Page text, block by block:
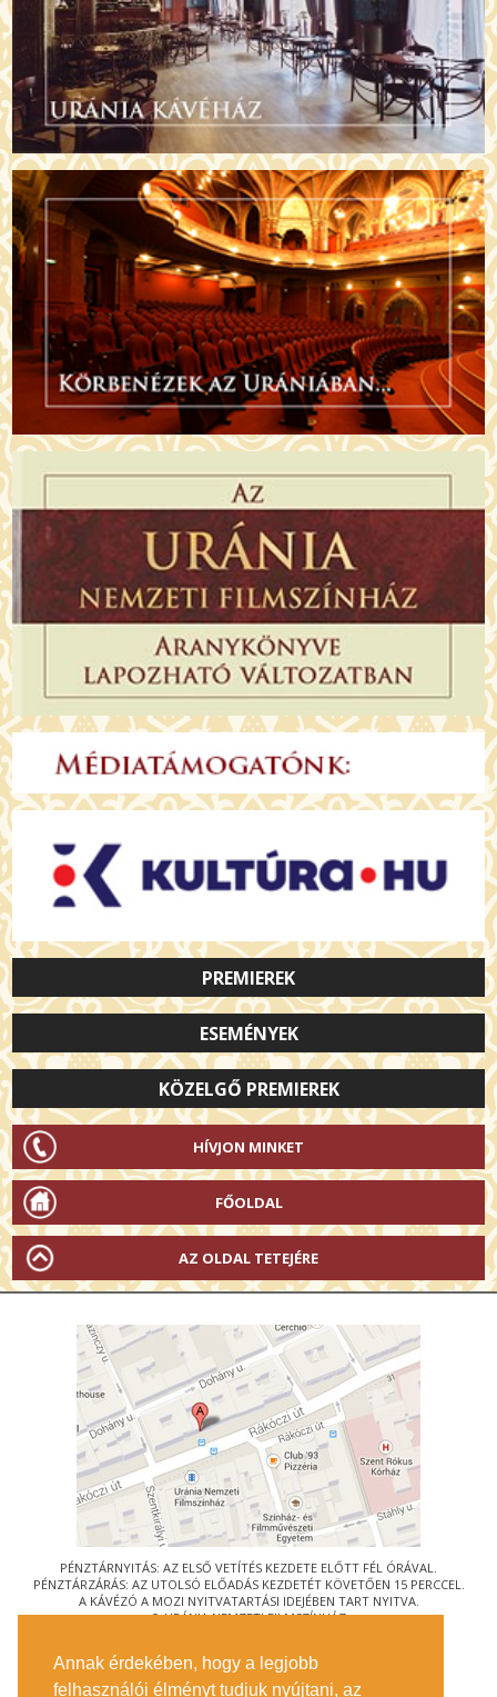
Annak érdekében, hogy a legjobb
felhasználói élményt tudjuk nyújtani, az
PREMIEREK
ESEMÉNYEK
KÖZELGŐ PREMIEREK
HÍVJON MINKET
FŐOLDAL
AZ OLDAL TETEJÉRE
PÉNZTÁRNYITÁS: AZ ELSŐ VETÍTÉS KEZDETE ELŐTT FÉL ÓRÁVAL.
PÉNZTÁRZÁRÁS: AZ UTOLSÓ ELŐADÁS KEZDETÉT KÖVETŐEN 15 PERCCEL.
A KÁVÉZÓ A MOZI NYITVATARTÁSI IDEJÉBEN TART NYITVA.
© URÁNIA NEMZETI FILMSZÍNHÁZ
1088 BUDAPEST, RÁKÓCZI ÚT 21.